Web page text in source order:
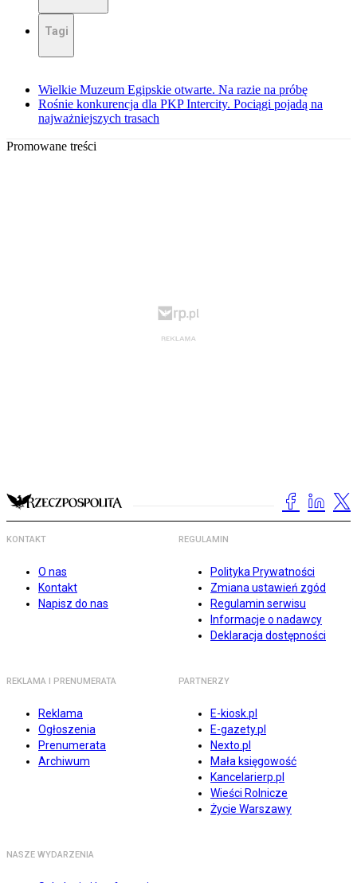
Tagi
Wielkie Muzeum Egipskie otwarte. Na razie na próbę
Rośnie konkurencja dla PKP Intercity. Pociągi pojadą na
najważniejszych trasach
Promowane treści
KONTAKT
O nas
Kontakt
Napisz do nas
REGULAMIN
Polityka Prywatności
Zmiana ustawień zgód
Regulamin serwisu
Informacje o nadawcy
Deklaracja dostępności
REKLAMA I PRENUMERATA
Reklama
Ogłoszenia
Prenumerata
Archiwum
PARTNERZY
E-kiosk.pl
E-gazety.pl
Nexto.pl
Mała księgowość
Kancelarierp.pl
Wieści Rolnicze
Życie Warszawy
NASZE WYDARZENIA